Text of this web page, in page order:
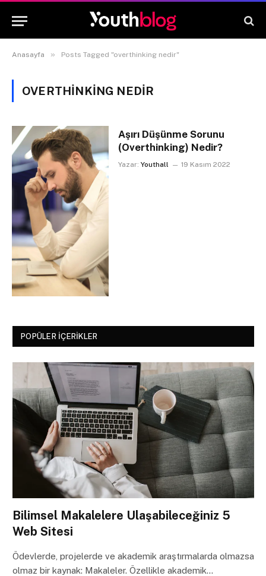
Anasayfa » Posts Tagged "overthinking nedir"
OVERTHINKING NEDIR
Aşırı Düşünme Sorunu
(Overthinking) Nedir?
Yazar: Youthall 19 Kasım 2022
POPÜLER İÇERIKLER
Bilimsel Makalelere Ulaşabileceğiniz 5
Web Sitesi
Ödevlerde, projelerde ve akademik araştırmalarda olmazsa
olmaz bir kaynak: Makaleler. Özellikle akademik…